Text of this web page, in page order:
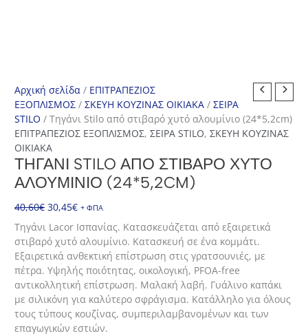
Αρχική σελίδα / ΕΠΙΤΡΑΠΕΖΙΟΣ
ΕΞΟΠΛΙΣΜΟΣ /ΣΚΕΥΗ ΚΟΥΖΙΝΑΣ ΟΙΚΙΑΚΑ /ΣΕΙΡΑ
STILO / Τηγάνι Stilo από στιβαρό χυτό αλουμίνιο (24*5,2cm)
ΕΠΙΤΡΑΠΕΖΙΟΣ ΕΞΟΠΛΙΣΜΟΣ,ΣΕΙΡΑ STILO,ΣΚΕΥΗ ΚΟΥΖΙΝΑΣ
ΟΙΚΙΑΚΑ
ΤΗΓΆΝΙ STILO ΑΠΌ ΣΤΙΒΑΡΌ ΧΥΤΌ
ΑΛΟΥΜΊΝΙΟ (24*5,2CM)
40,60€ Original
price
was:
40,60€.
30,45€Η
τρέχουσα
τιμή
είναι:
30,45€.
+ ΦΠΑ
Τηγάνι Lacor Ισπανίας. Κατασκευάζεται από εξαιρετικά
στιβαρό χυτό αλουμίνιο. Κατασκευή σε ένα κομμάτι.
Εξαιρετικά ανθεκτική επίστρωση στις γρατσουνιές, με
πέτρα. Υψηλής ποιότητας, οικολογική, PFOA-free
αντικολλητική επίστρωση. Μαλακή λαβή. Γυάλινο καπάκι
με σιλικόνη για καλύτερο σφράγισμα. Κατάλληλο για όλους
τους τύπους κουζίνας, συμπεριλαμβανομένων και των
επαγωγικών εστιών.